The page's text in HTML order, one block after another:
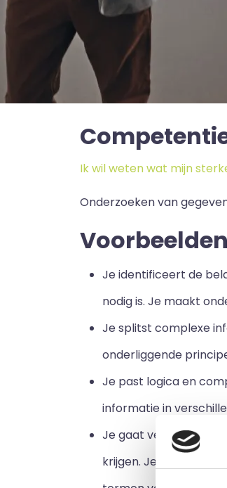
Ik wil weten wat mijn
Onderzoeken van
Je identificeert de
nodig is. Je maakt
Je splitst complexe
onderliggende
Je past logica en
informatie in
Je gaat verder dan
krijgen. Je integreert